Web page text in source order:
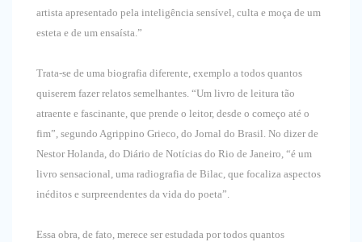
artista apresentado pela inteligência sensível, culta e moça de um
esteta e de um ensaísta.”
Trata-se de uma biografia diferente, exemplo a todos quantos
quiserem fazer relatos semelhantes. “Um livro de leitura tão
atraente e fascinante, que prende o leitor, desde o começo até o
fim”, segundo Agrippino Grieco, do Jornal do Brasil. No dizer de
Nestor Holanda, do Diário de Notícias do Rio de Janeiro, “é um
livro sensacional, uma radiografia de Bilac, que focaliza aspectos
inéditos e surpreendentes da vida do poeta”.
Essa obra, de fato, merece ser estudada por todos quantos